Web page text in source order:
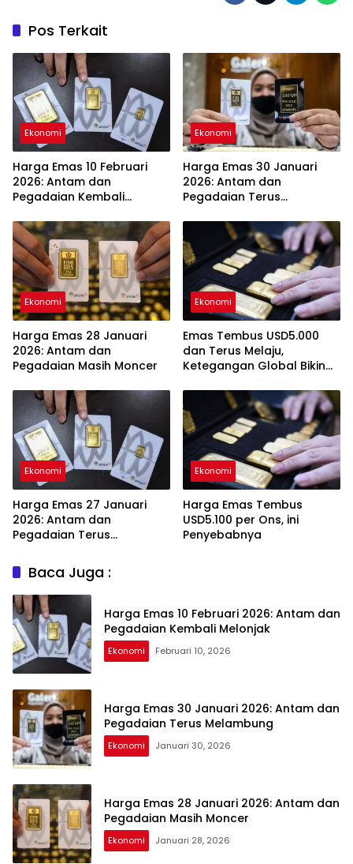
Pos Terkait
Ekonomi
Harga Emas 10 Februari
2026: Antam dan
Pegadaian Kembali
Ekonomi
Harga Emas 30 Januari
2026: Antam dan
Pegadaian Terus
Ekonomi
Harga Emas 28 Januari
2026: Antam dan
Pegadaian Masih Moncer
Ekonomi
Emas Tembus USD5.000
dan Terus Melaju,
Ketegangan Global Bikin
Ekonomi
Harga Emas 27 Januari
2026: Antam dan
Pegadaian Terus
Ekonomi
Harga Emas Tembus
USD5.100 per Ons, ini
Penyebabnya
Baca Juga :
Harga Emas 10 Februari 2026: Antam dan
Pegadaian Kembali Melonjak
Ekonomi Februari 10, 2026
Harga Emas 30 Januari 2026: Antam dan
Pegadaian Terus Melambung
Ekonomi Januari 30, 2026
Harga Emas 28 Januari 2026: Antam dan
Pegadaian Masih Moncer
Ekonomi Januari 28, 2026